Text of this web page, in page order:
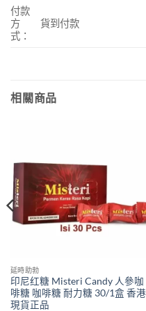
付款
方
式：
貨到付款
相關商品
延時助勃
印尼红糖 Misteri Candy 人參咖
啡糖 咖啡糖 耐力糖 30/1盒 香港
現貨正品